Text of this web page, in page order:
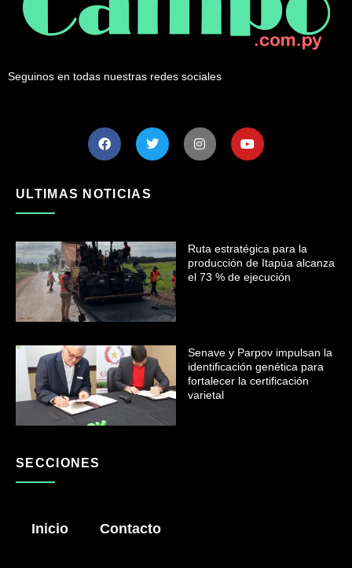
Seguinos en todas nuestras redes sociales
ULTIMAS NOTICIAS
Ruta estratégica para la
producción de Itapúa alcanza
el 73 % de ejecución
Senave y Parpov impulsan la
identificación genética para
fortalecer la certificación
varietal
SECCIONES
Inicio Contacto